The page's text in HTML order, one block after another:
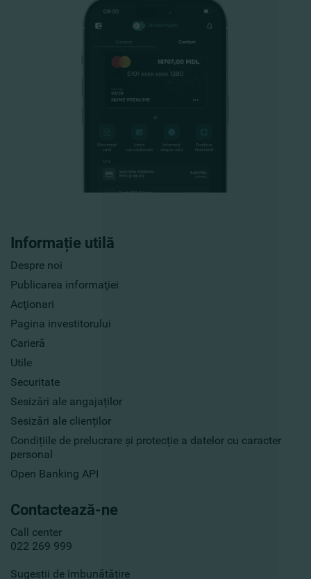
Informație utilă
Despre noi
Publicarea informaţiei
Acţionari
Pagina investitorului
Carieră
Utile
Securitate
Sesizări ale angajaților
Sesizări ale clienților
Condițiile de prelucrare și protecție a datelor cu caracter
personal
Open Banking API
Contactează-ne
Call center
022 269 999
Sugestii de îmbunătățire